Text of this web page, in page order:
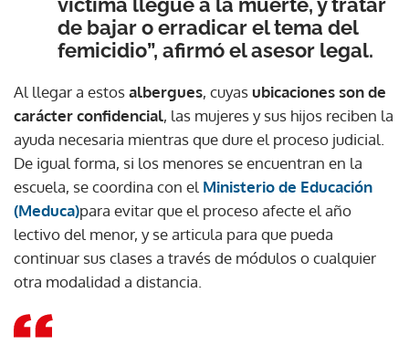
de bajar o erradicar el tema del
femicidio”, afirmó el asesor legal.
Al llegar a estosalbergues, cuyasubicaciones son de
carácter confidencial, las mujeres y sus hijos reciben la
ayuda necesaria mientras que dure el proceso judicial.
De igual forma, si los menores se encuentran en la
escuela, se coordina con el Ministerio de Educación
(Meduca)para evitar que el proceso afecte el año
lectivo del menor, y se articula para que pueda
continuar sus clases a través de módulos o cualquier
otra modalidad a distancia.